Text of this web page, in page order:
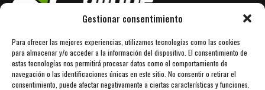
Gestionar consentimiento
Para ofrecer las mejores experiencias, utilizamos tecnologías como las cookies
para almacenar y/o acceder a la información del dispositivo. El consentimiento de
estas tecnologías nos permitirá procesar datos como el comportamiento de
navegación o las identificaciones únicas en este sitio. No consentir o retirar el
consentimiento, puede afectar negativamente a ciertas características y funciones.
Avda. Bertrán Güell 78
E-08850 Gavà / Barcelona
+34 936 110 101
www.dilube.com